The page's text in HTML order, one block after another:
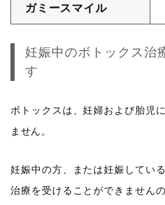
ガミースマイル
妊娠中のボトックス治
す
ボトックスは、妊婦および胎児
ません。
妊娠中の方、または妊娠してい
治療を受けることができません